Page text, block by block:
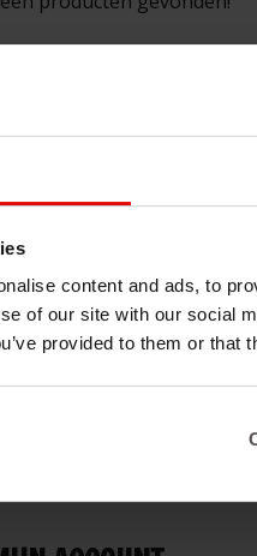
content and ads, to
of our site with our social
provided to them or that